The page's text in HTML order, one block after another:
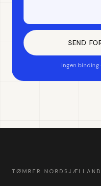
SEND
Ingen binding
TØMRER NORDSJÆLLAND